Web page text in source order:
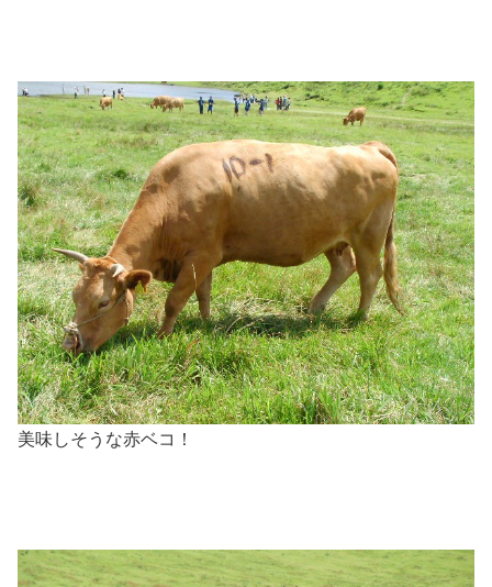
美味しそうな赤ベコ！